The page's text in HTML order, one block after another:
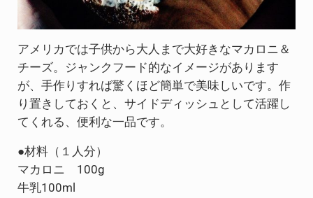
アメリカでは子供から大人まで大好きなマカロニ＆
チーズ。ジャンクフード的なイメージがあります
が、手作りすれば驚くほど簡単で美味しいです。作
り置きしておくと、サイドディッシュとして活躍し
てくれる、便利な一品です。
●材料（１人分）
マカロニ 100g
牛乳100ml